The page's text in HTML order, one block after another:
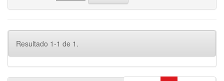
Resultado 1-1 de 1.